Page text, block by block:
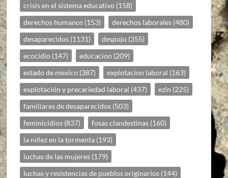
crisis en el sistema educativo (158)
derechos humanos (153) derechos laborales (480)
desaparecidos (1131) despojo (355)
ecocidio (147) educacion (209)
estado de mexico (387) explotacion laboral (163)
explotación y precariedad laboral (437) ezln (225)
familiares de desaparecidos (503)
feminicidios (837) fosas clandestinas (160)
la niñez en la tormenta (193)
luchas de las mujeres (179)
luchas y resistencias de pueblos originarios (144)